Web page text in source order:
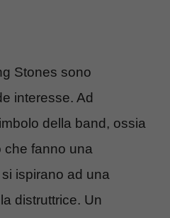
Stones sono
interesse. Ad
della band, ossia
che fanno una
ispirano ad una
distruttrice. Un